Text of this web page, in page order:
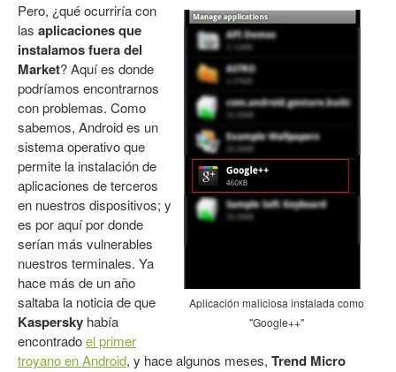
Aplicación maliciosa instalada como
"Google++"
Pero, ¿qué ocurriría con
las aplicaciones que
instalamos fuera del
Market? Aquí es donde
podríamos encontrarnos
con problemas. Como
sabemos, Android es un
sistema operativo que
permite la instalación de
aplicaciones de terceros
en nuestros dispositivos; y
es por aquí por donde
serían más vulnerables
nuestros terminales. Ya
hace más de un año
saltaba la noticia de que
Kaspersky había
encontradoel primer
troyano en Android, y hace algunos meses, Trend Micro